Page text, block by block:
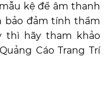
kệ để âm thanh
bảo đảm tính thẩm
thì hãy tham khảo
Cáo Trang Trí